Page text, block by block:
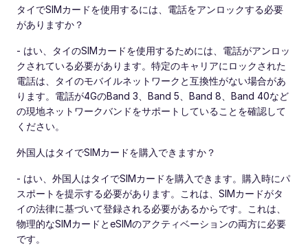
タイでSIMカードを使用するには、電話をアンロックする必要
がありますか？
- はい、タイのSIMカードを使用するためには、電話がアンロッ
クされている必要があります。特定のキャリアにロックされた
電話は、タイのモバイルネットワークと互換性がない場合があ
ります。電話が4GのBand 3、Band 5、Band 8、Band 40など
の現地ネットワークバンドをサポートしていることを確認して
ください。
外国人はタイでSIMカードを購入できますか？
- はい、外国人はタイでSIMカードを購入できます。購入時にパ
スポートを提示する必要があります。これは、SIMカードがタ
イの法律に基づいて登録される必要があるからです。これは、
物理的なSIMカードとeSIMのアクティベーションの両方に必要
です。